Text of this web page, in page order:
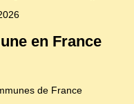
en France
de France